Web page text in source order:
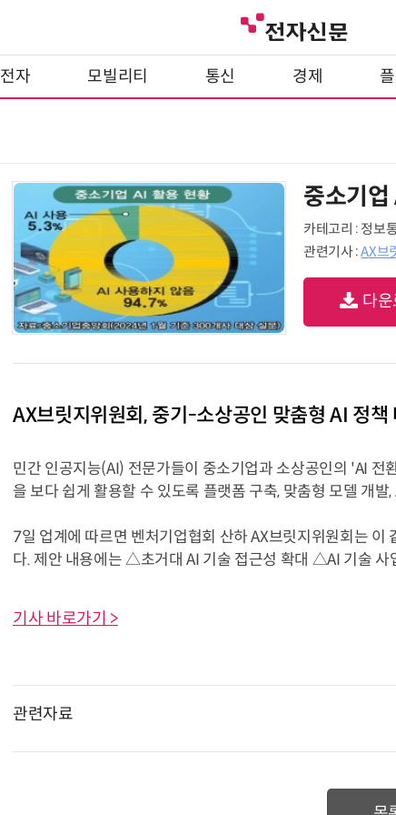
전자 모빌리티 통신 경제
중소기
카테고리 : 정보
관련기사 :AX브
다
AX브릿지위원회, 중기-소상공인 맞춤형 AI 정책
민간 인공지능(AI) 전문가들이 중소기업과 소상공인의 'AI
을 보다 쉽게 활용할 수 있도록 플랫폼 구축, 맞춤형 모델 개
7일 업계에 따르면 벤처기업협회 산하 AX브릿지위원회는 이
다. 제안 내용에는 △초거대 AI 기술 접근성 확대 △AI 기술
기사 바로가기 >
관련자료